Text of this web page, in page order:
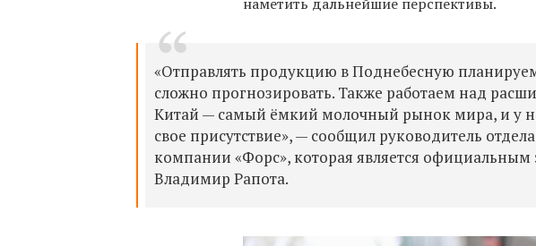
«Отправлять продукцию в Поднебесную
сложно прогнозировать. Также работаем над
Китай — самый ёмкий молочный рынок мира, и у
свое присутствие», — сообщил руководитель
компании «Форс», которая является
Владимир Рапота.